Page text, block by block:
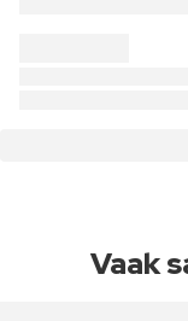
Vaak